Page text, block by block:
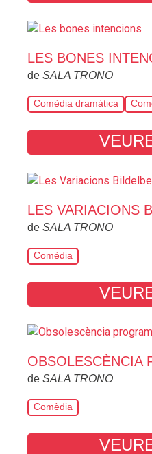
LES BONES
de SALA TRONO
Comèdia dramàtica
LES VARIACIONS
de SALA TRONO
Comèdia
OBSOLESCÈNCIA
de SALA TRONO
Comèdia